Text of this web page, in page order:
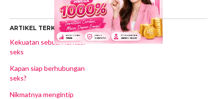
ARTIKEL TERKAIT
Kekuatan sebuah fantasi
seks
Kapan siap berhubungan
seks?
Nikmatnya mengintip